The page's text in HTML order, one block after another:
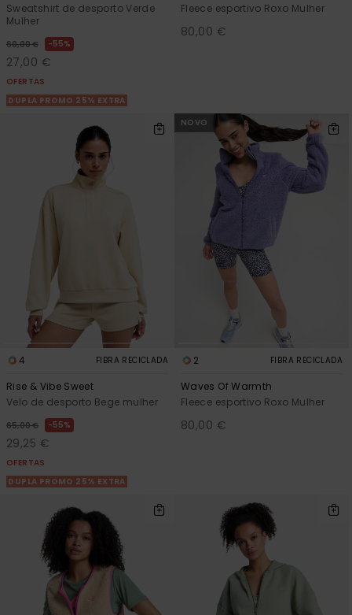
Sweatshirt de desporto Verde
Mulher
60,00 € 55%
27,00 €
OFERTAS
DUPLA PROMO 25% EXTRA
Fleece esportivo Roxo Mulher
80,00 €
4 FIBRA RECICLADA
Rise & Vibe Sweet
Velo de desporto Bege mulher
65,00 € 55%
29,25 €
OFERTAS
DUPLA PROMO 25% EXTRA
NOVO
2 FIBRA RECICLADA
Waves Of Warmth
Fleece esportivo Roxo Mulher
80,00 €